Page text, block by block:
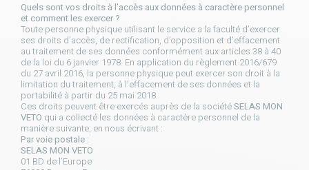
Quels sont vos droits à l’accès aux données à caractère personnel
et comment les exercer ?
Toute personne physique utilisant le service a la faculté d’exercer
ses droits d’accès, de rectification, d’opposition et d’effacement
au traitement de ses données conformément aux articles 38 à 40
de la loi du 6 janvier 1978. En application du règlement 2016/679
du 27 avril 2016, la personne physique peut exercer son droit à la
limitation du traitement, à l’effacement de ses données et la
portabilité à partir du 25 mai 2018.
Ces droits peuvent être exercés auprès de la sociétéSELAS MON
VETO qui a collecté les données à caractère personnel de la
manière suivante, en nous écrivant :
Par voie postale :
SELAS MON VETO
01 BD de l’Europe